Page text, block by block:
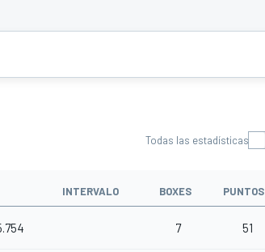
Todas las estadísticas
INTERVALO BOXES PUNTOS
7 51